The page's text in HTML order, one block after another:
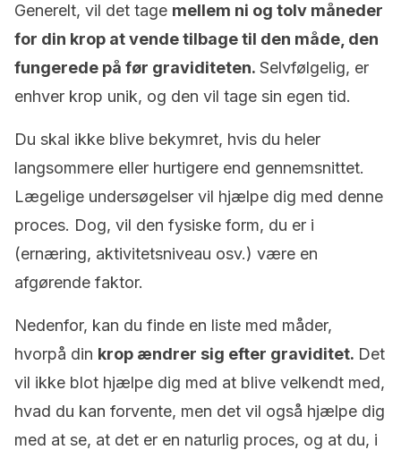
Generelt, vil det tage mellem ni og tolv måneder
for din krop at vende tilbage til den måde, den
fungerede på før graviditeten. Selvfølgelig, er
enhver krop unik, og den vil tage sin egen tid.
Du skal ikke blive bekymret, hvis du heler
langsommere eller hurtigere end gennemsnittet.
Lægelige undersøgelser vil hjælpe dig med denne
proces. Dog, vil den fysiske form, du er i
(ernæring, aktivitetsniveau osv.) være en
afgørende faktor.
Nedenfor, kan du finde en liste med måder,
hvorpå din krop ændrer sig efter graviditet. Det
vil ikke blot hjælpe dig med at blive velkendt med,
hvad du kan forvente, men det vil også hjælpe dig
med at se, at det er en naturlig proces, og at du, i